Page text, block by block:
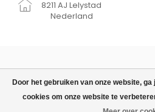
Door het gebruiken van onze website,
cookies om onze website te
8211 AJ Lelystad
Nederland
© Copyright 2026